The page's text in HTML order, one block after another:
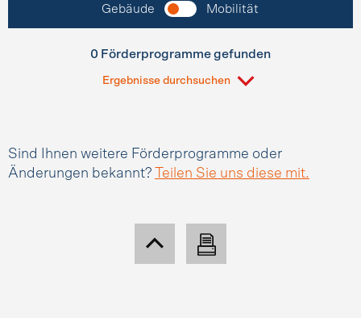
Gebäude Mobilität
0 Förderprogramme gefunden
Ergebnisse durchsuchen
Sind Ihnen weitere Förderprogramme oder
Änderungen bekannt?
Teilen Sie uns diese mit.